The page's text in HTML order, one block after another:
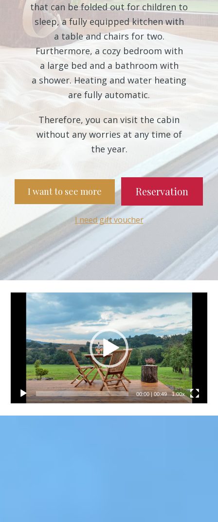
that can be folded out for children to
sleep, a fully equipped kitchen with
a table and chairs for two.
Furthermore, a cozy bedroom with
a large bed and a bathroom with
a shower. Heating and water heating
are fully automatic.
Therefore, you can visit the cabin
without any worries at any time of
the year.
I want to see more Reservation
I need gift voucher
Video
přehrávač
00:00|00:49 1.00x